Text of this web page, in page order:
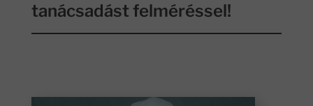
tanácsadást felméréssel!